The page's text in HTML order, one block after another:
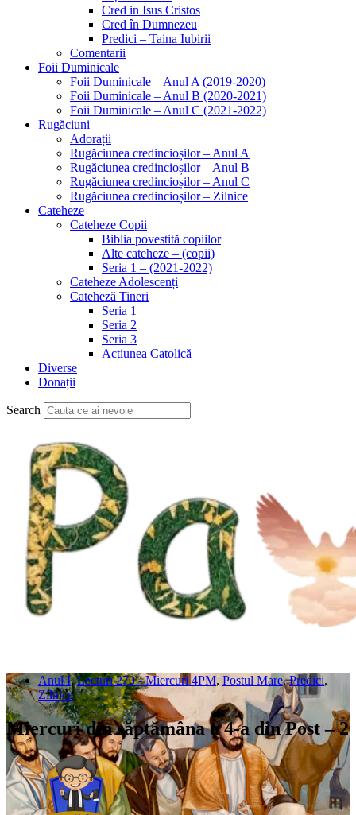
Cred in Isus Cristos
Cred în Dumnezeu
Predici – Taina Iubirii
Comentarii
Foii Duminicale
Foii Duminicale – Anul A (2019-2020)
Foii Duminicale – Anul B (2020-2021)
Foii Duminicale – Anul C (2021-2022)
Rugăciuni
Adorații
Rugăciunea credincioșilor – Anul A
Rugăciunea credincioșilor – Anul B
Rugăciunea credincioșilor – Anul C
Rugăciunea credincioșilor – Zilnice
Cateheze
Cateheze Copii
Biblia povestită copiilor
Alte cateheze – (copii)
Seria 1 – (2021-2022)
Cateheze Adolescenți
Cateheză Tineri
Seria 1
Seria 2
Seria 3
Actiunea Catolică
Diverse
Donații
Search
Anul I,Lecturi 270 - Miercuri 4PM, Postul Mare,Predici,
Zilnice
Miercuri din săptămâna a 4-a din Post – 2